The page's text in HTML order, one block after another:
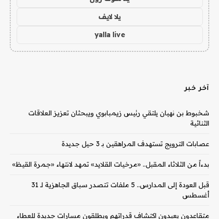
يلا لايف
yalla live
آخر خبر
شخبوط بن نهيان يلتقي رئيس زيمبابوي ويبحثان تعزيز العلاقات
الثنائية
عصابات الترويج تستهدف المراهقين بـ 3 حيل جديدة
بدءاً من الثلاثاء المقبل.. «مرخيات القلايد» تمهد لانتهاء «جمرة القيظ»
قبل العودة إلى المدارس.. 5 ملفات تتصدر سباق الجاهزية لـ 31
أغسطس
متقاعدون يعيدون اكتشاف قدراتهم ويطلقون مسارات جديدة للعطاء